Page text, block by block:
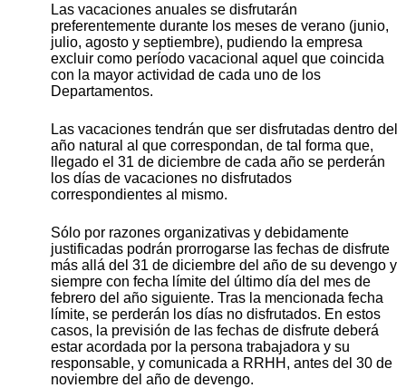
Las vacaciones anuales se disfrutarán
preferentemente durante los meses de verano (junio,
julio, agosto y septiembre), pudiendo la empresa
excluir como período vacacional aquel que coincida
con la mayor actividad de cada uno de los
Departamentos.
Las vacaciones tendrán que ser disfrutadas dentro del
año natural al que correspondan, de tal forma que,
llegado el 31 de diciembre de cada año se perderán
los días de vacaciones no disfrutados
correspondientes al mismo.
Sólo por razones organizativas y debidamente
justificadas podrán prorrogarse las fechas de disfrute
más allá del 31 de diciembre del año de su devengo y
siempre con fecha límite del último día del mes de
febrero del año siguiente. Tras la mencionada fecha
límite, se perderán los días no disfrutados. En estos
casos, la previsión de las fechas de disfrute deberá
estar acordada por la persona trabajadora y su
responsable, y comunicada a RRHH, antes del 30 de
noviembre del año de devengo.